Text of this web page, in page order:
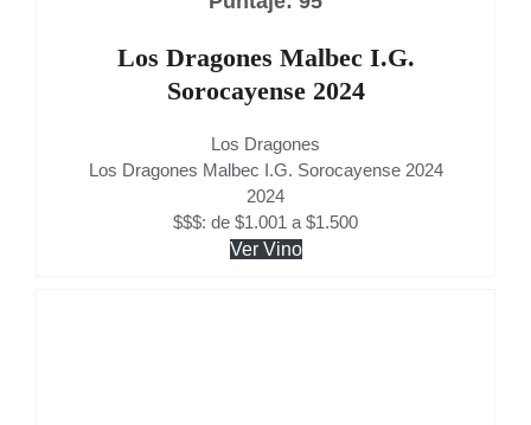
Los Dragones Malbec I.G.
Sorocayense 2024
Los Dragones
Los Dragones Malbec I.G. Sorocayense 2024
2024
$$$: de $1.001 a $1.500
Ver Vino